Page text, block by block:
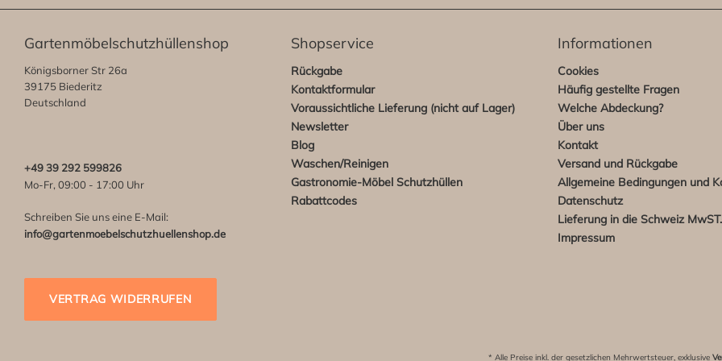
Gartenmöbelschutzhüllenshop
Königsborner Str 26a
39175 Biederitz
Deutschland
+49 39 292 599826
Mo-Fr, 09:00 - 17:00 Uhr
Schreiben Sie uns eine E-Mail:
info@gartenmoebelschutzhuellenshop.de
VERTRAG WIDERRUFEN
Shopservice
Rückgabe
Kontaktformular
Voraussichtliche Lieferung (nicht auf Lager)
Newsletter
Blog
Waschen/Reinigen
Gastronomie-Möbel Schutzhüllen
Rabattcodes
Informationen
Cookies
Häufig gestellte Fragen
Welche Abdeckung?
Über uns
Kontakt
Versand und Rückgabe
Allgemeine Bedingungen und
Datenschutz
Lieferung in die Schweiz
Impressum
* Alle Preise inkl. der gesetzlichen Mehrwertsteuer, exklusive